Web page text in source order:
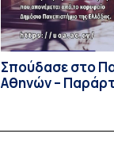
Σπούδασε στο
Αθηνών –